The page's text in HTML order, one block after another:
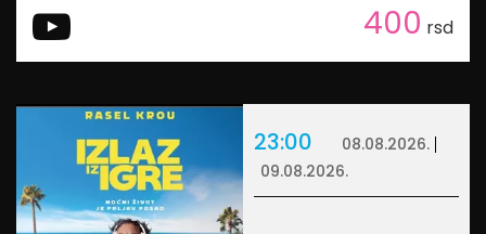
400 rsd
23:00
08.08.2026.
09.08.2026.